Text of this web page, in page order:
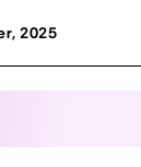
2025